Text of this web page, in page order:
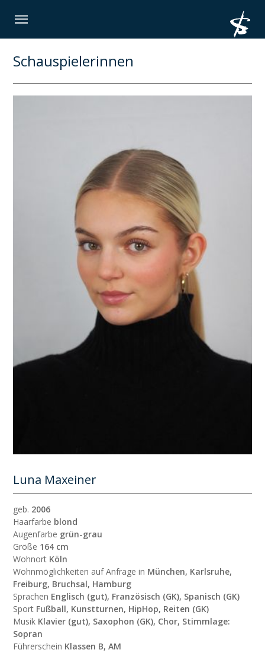
Schauspielerinnen
Luna Maxeiner
geb. 2006
Haarfarbe blond
Augenfarbe grün-grau
Größe 164 cm
Wohnort Köln
Wohnmöglichkeiten auf Anfrage in München, Karlsruhe,
Freiburg, Bruchsal, Hamburg
Sprachen Englisch (gut), Französisch (GK), Spanisch (GK)
Sport Fußball, Kunstturnen, HipHop, Reiten (GK)
Musik Klavier (gut), Saxophon (GK), Chor, Stimmlage:
Sopran
Führerschein Klassen B, AM